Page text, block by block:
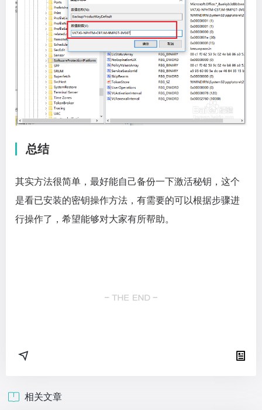
总结
其实方法很简单，最好能自己备份一下激活秘钥，这个
是看已安装的密钥操作方法，有需要的可以根据步骤进
行操作了，希望能够对大家有所帮助。
相关文章